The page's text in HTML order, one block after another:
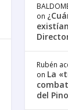
on
Rubén
on La
del Pino